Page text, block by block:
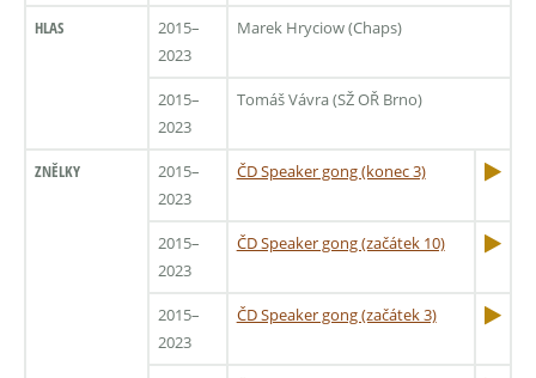
HLAS
2015–
2023
Marek Hryciow (Chaps)
2015–
2023
Tomáš Vávra (SŽ OŘ Brno)
ZNĚLKY
2015–
2023
ČD Speaker gong (konec 3)
2015–
2023
ČD Speaker gong (začátek 10)
2015–
2023
ČD Speaker gong (začátek 3)